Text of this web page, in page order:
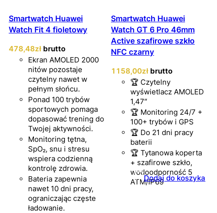
Smartwatch Huawei
Watch Fit 4 fioletowy
478,48zł brutto
Ekran AMOLED 2000
nitów pozostaje
czytelny nawet w
pełnym słońcu.
Ponad 100 trybów
sportowych pomaga
dopasować trening do
Twojej aktywności.
Monitoring tętna,
SpO₂, snu i stresu
wspiera codzienną
kontrolę zdrowia.
Bateria zapewnia
nawet 10 dni pracy,
ograniczając częste
ładowanie.
Smartwatch Huawei
Watch GT 6 Pro 46mm
Active szafirowe szkło
NFC czarny
1158,00zł brutto
🏆 Czytelny
wyświetlacz AMOLED
1,47″
🏆 Monitoring 24/7 +
100+ trybów i GPS
🏆 Do 21 dni pracy
baterii
🏆 Tytanowa koperta
+ szafirowe szkło,
wodoodporność 5
ATM/IP69
Dodaj do koszyka